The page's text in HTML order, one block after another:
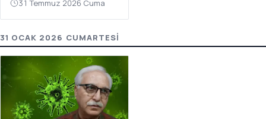
Heyecanlandıran
Haber
31 Temmuz 2026 Cuma
31 OCAK 2026 CUMARTESI